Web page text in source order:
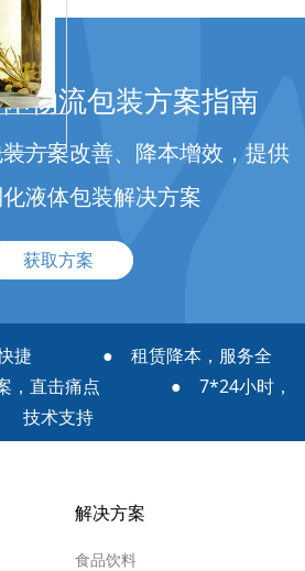
日
品检
物流包装方案指南
方案改善、降本增效，提供
液体包装解决方案
获取方案
快捷 ● 租赁降本，服务全
直击痛点 ● 7*24小时，
技术支持
解决方案
食品饮料